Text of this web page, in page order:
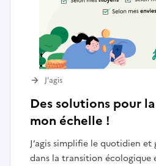
Des solutions pour
mon échelle !
J’agis simplifie le quotidien
dans la transition
J’agis